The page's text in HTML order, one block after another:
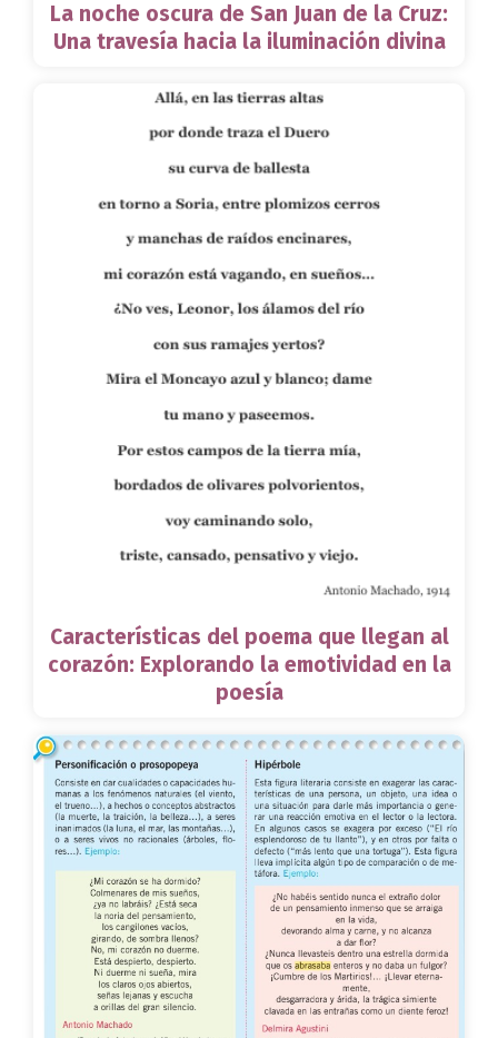
La noche oscura de San Juan de la Cruz:
Una travesía hacia la iluminación divina
Características del poema que llegan al
corazón: Explorando la emotividad en la
poesía